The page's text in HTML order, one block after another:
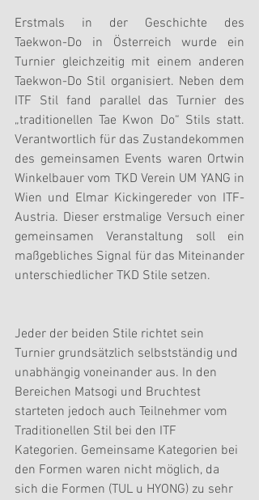
Erstmals in der Geschichte des
Taekwon-Do in Österreich wurde ein
Turnier gleichzeitig mit einem anderen
Taekwon-Do Stil organisiert. Neben dem
ITF Stil fand parallel das Turnier des
„traditionellen Tae Kwon Do“ Stils statt.
Verantwortlich für das Zustandekommen
des gemeinsamen Events waren Ortwin
Winkelbauer vom TKD Verein UM YANG in
Wien und Elmar Kickingereder von ITF-
Austria. Dieser erstmalige Versuch einer
gemeinsamen Veranstaltung soll ein
maßgebliches Signal für das Miteinander
unterschiedlicher TKD Stile setzen.
Jeder der beiden Stile richtet sein
Turnier grundsätzlich selbstständig und
unabhängig voneinander aus. In den
Bereichen Matsogi und Bruchtest
starteten jedoch auch Teilnehmer vom
Traditionellen Stil bei den ITF
Kategorien. Gemeinsame Kategorien bei
den Formen waren nicht möglich, da
sich die Formen (TUL u HYONG) zu sehr